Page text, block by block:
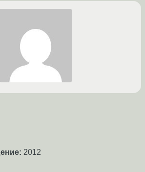
2012